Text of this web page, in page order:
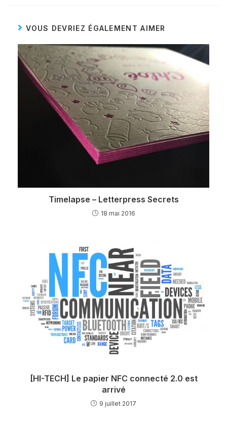
VOUS DEVRIEZ ÉGALEMENT AIMER
Timelapse – Letterpress Secrets
18 mai 2016
[HI-TECH] Le papier NFC connecté 2.0 est
arrivé
9 juillet 2017